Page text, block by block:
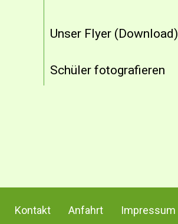
Unser Flyer (Download)
Schüler fotografieren
Kontakt Anfahrt Impressum